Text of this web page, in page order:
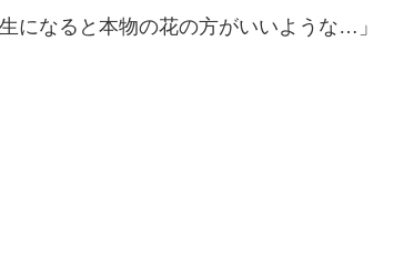
になると本物の花の方がいいような…」